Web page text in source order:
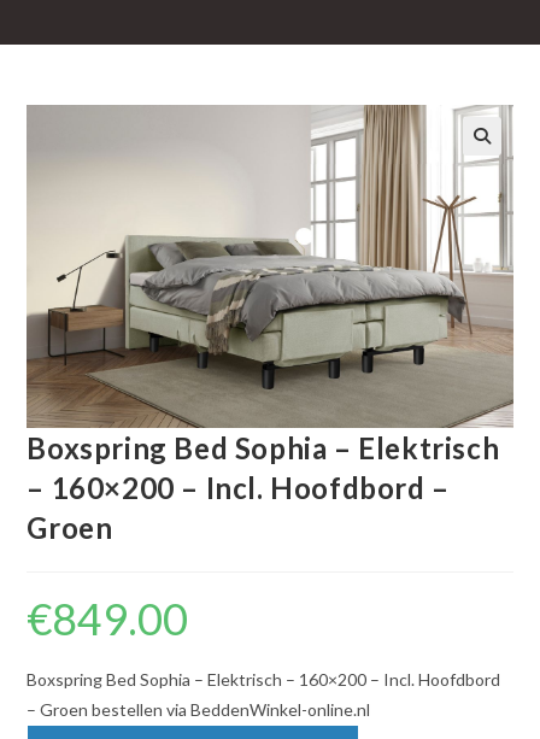
🔍
Boxspring Bed Sophia – Elektrisch
– 160×200 – Incl. Hoofdbord –
Groen
€849.00
Boxspring Bed Sophia – Elektrisch – 160×200 – Incl. Hoofdbord
– Groen bestellen via BeddenWinkel-online.nl